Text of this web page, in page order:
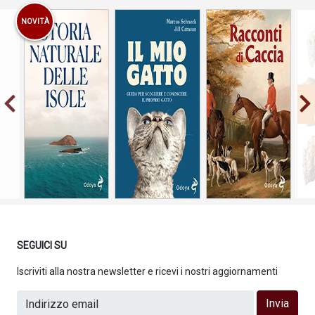
NOVITÀ
Guida per
scegliere e
conoscere il
proprio gatto
SEGUICI SU
Iscriviti alla nostra newsletter e ricevi i nostri aggiornamenti
Invia